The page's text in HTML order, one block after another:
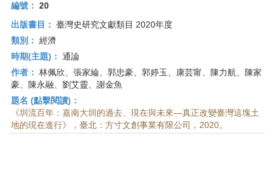
編號： 20
出版書目： 臺灣史研究文獻類目 2020年度
類別： 經濟
時期(主題)： 通論
作者： 林佩欣、張家綸、郭忠豪、郭婷玉、康芸甯、陳力航、陳家
豪、陳永融、劉艾靈、謝金魚
題名 (點擊閱讀)：
《圳流百年：嘉南大圳的過去、現在與未來—真正改變臺灣這塊土
地的現在進行》，臺北：方寸文創事業有限公司，2020。